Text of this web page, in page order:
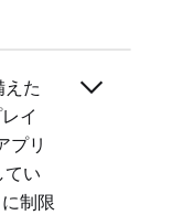
た
イ
プリ
い
制限